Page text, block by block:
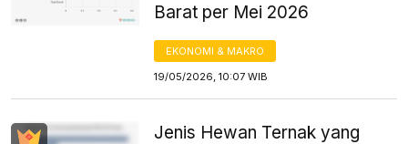
Barat per Mei 2026
EKONOMI & MAKRO
19/05/2026, 10:07 WIB
Jenis Hewan Ternak yang